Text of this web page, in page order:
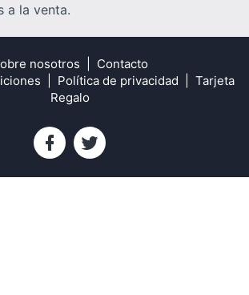
a la venta.
nosotros
Contacto
Política de privacidad
Tarjeta
Regalo